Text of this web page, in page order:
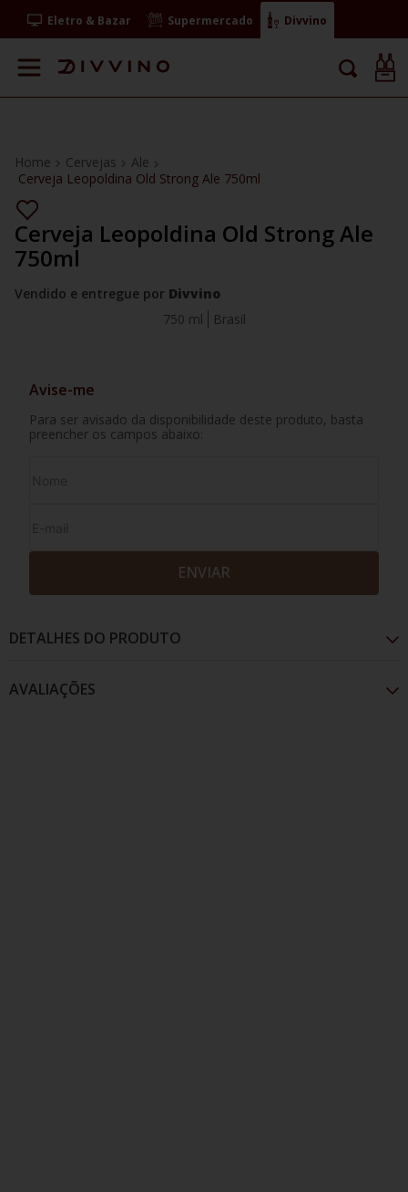
Eletro & Bazar Supermercado Divvino
Cervejas
Ale
Cerveja Leopoldina Old Strong Ale 750ml
Cerveja Leopoldina Old Strong Ale
750ml
Vendido e entregue por Divvino
750 ml
Brasil
Avise-me
Para ser avisado da disponibilidade deste produto, basta
preencher os campos abaixo:
ENVIAR
DETALHES DO PRODUTO
AVALIAÇÕES